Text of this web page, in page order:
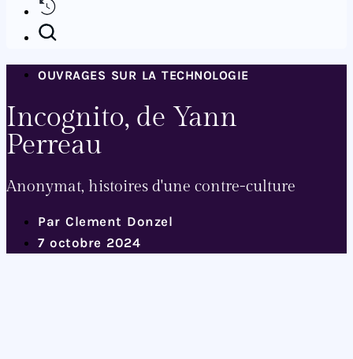
OUVRAGES SUR LA TECHNOLOGIE
Incognito, de Yann
Perreau
Anonymat, histoires d'une contre-culture
Par Clement Donzel
7 octobre 2024